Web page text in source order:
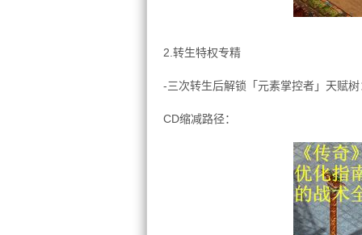
2.转生特权专精
-三次转生后解锁「元素掌控者」天赋树
CD缩减路径：